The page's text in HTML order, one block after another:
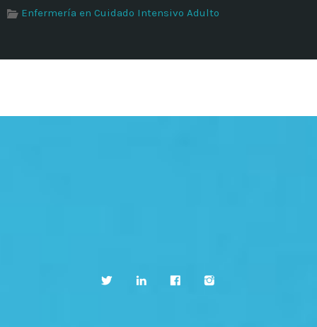
Enfermería en Cuidado Intensivo Adulto